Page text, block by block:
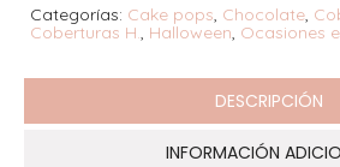
Categorías: Cake pops, Chocolate,
Coberturas H., Halloween, Ocasiones
DESCRIPCIÓN
INFORMACIÓN